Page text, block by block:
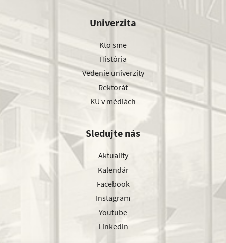
Univerzita
Kto sme
História
Vedenie univerzity
Rektorát
KU v médiách
Sledujte nás
Aktuality
Kalendár
Facebook
Instagram
Youtube
Linkedin